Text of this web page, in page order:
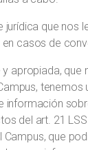
jurídica que
casos de
y apropiada,
información
del art. 21
que